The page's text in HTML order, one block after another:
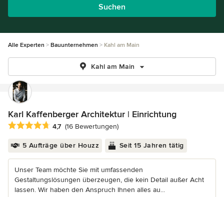
Suchen
Alle Experten Bauunternehmen Kahl am Main
Kahl am Main
Karl Kaffenberger Architektur | Einrichtung
Durchschnittliche Bewertung: 4.7 von 5 Sternen
4,7 (16 Bewertungen)
5 Aufträge über Houzz Seit 15 Jahren tätig
Unser Team möchte Sie mit umfassenden
Gestaltungslösungen überzeugen, die kein Detail außer Acht
lassen. Wir haben den Anspruch Ihnen alles au...